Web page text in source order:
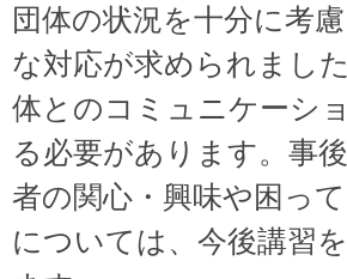
団体の状況を十分に考
な対応が求められまし
体とのコミュニケーシ
る必要があります。事
者の関心・興味や困っ
については、今後講習